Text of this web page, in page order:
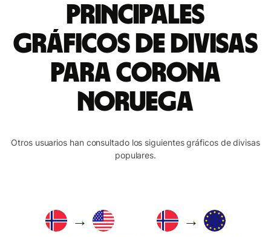
Principales
gráficos de divisas
para corona
noruega
Otros usuarios han consultado los siguientes gráficos de divisas
populares.
→ →